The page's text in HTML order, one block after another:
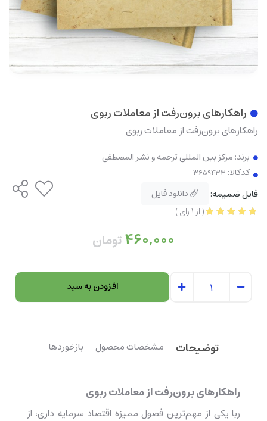
راهکارهای برون‌رفت از معاملات ربوی
راهکارهای برون‌رفت از معاملات ربوی
برند: مرکز بین المللی ترجمه و نشر المصطفی
کدکالا:
فایل ضمیمه: دانلود فایل
(از1رای)
460,000تومان
افزودن به سبد
توضیحات مشخصات محصول بازخوردها
راهکارهای برون‌رفت از معاملات ربوی
ربا یكی از مهم‌ترین فصول ممیزه اقتصاد سرمایه داری، از